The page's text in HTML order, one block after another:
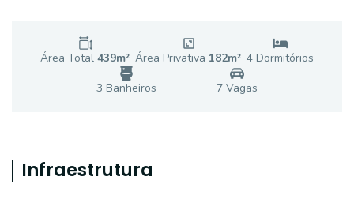
Área Total 439m² Área Privativa 182m² 4 Dormitórios
3 Banheiros 7 Vagas
Infraestrutura